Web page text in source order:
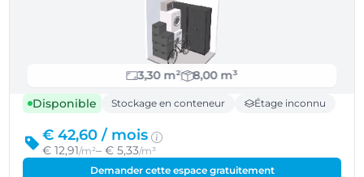
3,30 m²
8,00 m³
Disponible
Stockage en conteneur Étage inconnu
€ 42,60 / mois
€ 12,91/m²– € 5,33/m³
Demander cette espace gratuitement